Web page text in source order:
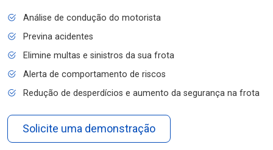
Análise de condução do motorista
Previna acidentes
Elimine multas e sinistros da sua frota
Alerta de comportamento de riscos
Redução de desperdícios e aumento da segurança na frota
Solicite uma demonstração